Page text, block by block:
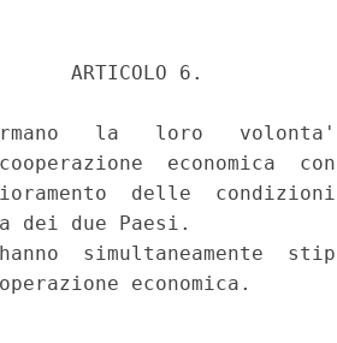
ARTICOLO 6.
la   loro
economica
delle
dei due Paesi.
simultaneamente